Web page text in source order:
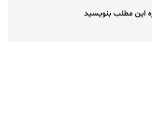
این مطلب بنویسید